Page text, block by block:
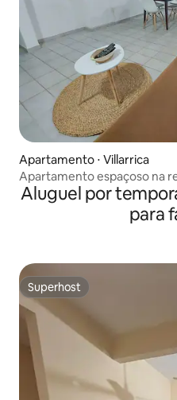
Apartamento ⋅ Villarrica
Apartamento espaçoso na
Aluguel por
para
Superhost
Superhost